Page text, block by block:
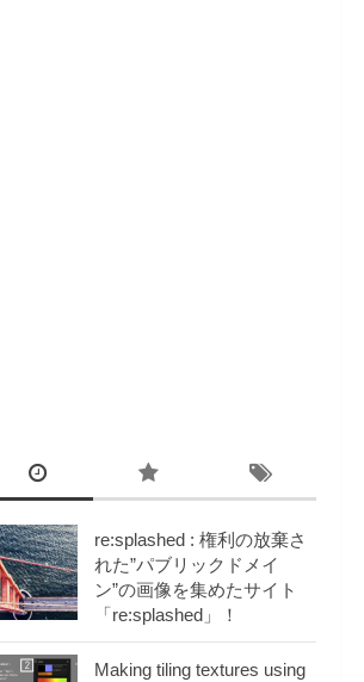
re:splashed : 権利の放棄さ
れた”パブリックドメイ
ン”の画像を集めたサイト
「re:splashed」！
Making tiling textures using